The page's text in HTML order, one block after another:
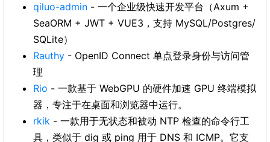
qiluo-admin - 一个企业级快速开发平台（Axum +
SeaORM + JWT + VUE3，支持 MySQL/Postgres/
SQLite）
Rauthy - OpenID Connect 单点登录身份与访问管
理
Rio - 一款基于 WebGPU 的硬件加速 GPU 终端模拟
器，专注于在桌面和浏览器中运行。
rkik - 一款用于无状态和被动 NTP 检查的命令行工
具，类似于 dig 或 ping 用于 DNS 和 ICMP。它支